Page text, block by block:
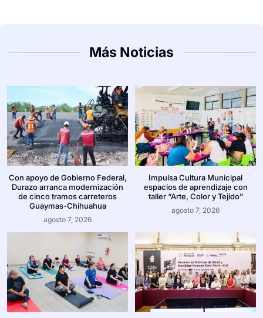
Más Noticias
Con apoyo de Gobierno Federal,
Durazo arranca modernización
de cinco tramos carreteros
Guaymas-Chihuahua
agosto 7, 2026
Impulsa Cultura Municipal
espacios de aprendizaje con
taller “Arte, Color y Tejido”
agosto 7, 2026